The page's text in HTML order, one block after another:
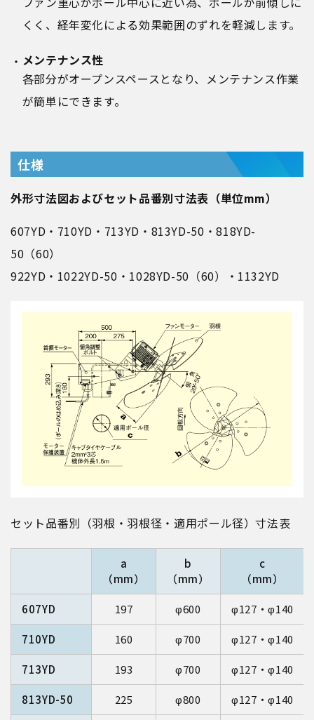
くく、経年変化による効果範囲のずれを軽減します。
メンテナンス性
各部分がオープンスペースとなり、メンテナンス作業
が簡単にできます。
仕様
外形寸法図およびセット品番別寸法表（単位mm）
607YD・710YD・713YD・813YD-50・818YD-
50（60）
922YD・1022YD-50・1028YD-50（60）・1132YD
セット品番別（羽根・羽根径・適用ポール径）寸法表
a
（mm）
b
（mm）
c
（mm）
607YD 197 φ600 φ127・φ140
710YD 160 φ700 φ127・φ140
713YD 193 φ700 φ127・φ140
813YD-50 225 φ800 φ127・φ140